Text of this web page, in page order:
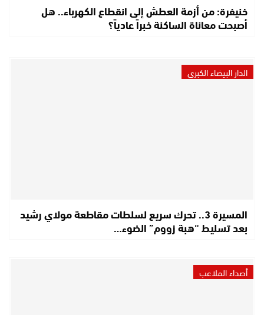
خنيفرة: من أزمة العطش إلى انقطاع الكهرباء.. هل
أصبحت معاناة الساكنة خبراً عادياً؟
الدار البيضاء الكبرى
المسيرة 3.. تحرك سريع لسلطات مقاطعة مولاي رشيد
بعد تسليط “هبة زووم” الضوء…
أصداء الملاعب